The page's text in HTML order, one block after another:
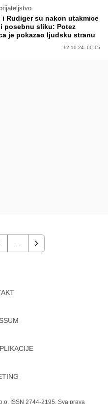
i Rudiger su nakon utakmice
posebnu sliku: Potez
je pokazao ljudsku stranu
12.10.24. 00:15
...
Next
ISSN 2744-2195. Sva prava